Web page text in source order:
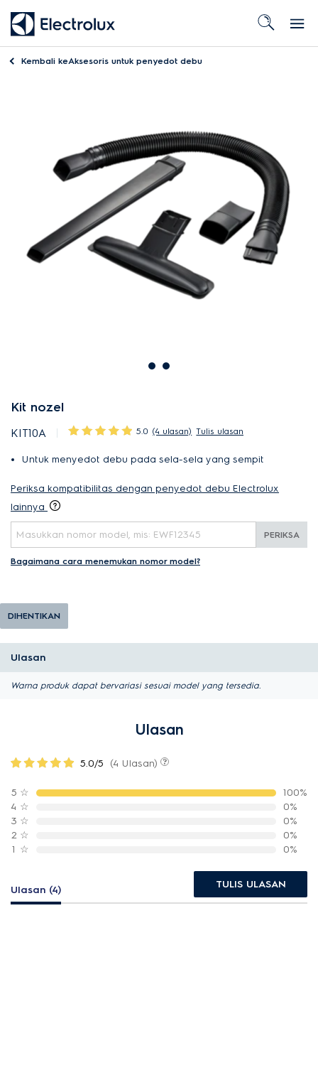
Kembali keAksesoris untuk penyedot debu
Kit nozel
KIT10A 5.0 (4 ulasan) Tulis ulasan
Untuk menyedot debu pada sela-sela yang sempit
Periksa kompatibilitas dengan penyedot debu Electrolux
lainnya
PERIKSA
Bagaimana cara menemukan nomor model?
DIHENTIKAN
Ulasan
Warna produk dapat bervariasi sesuai model yang tersedia.
Ulasan
5.0/5 (4 Ulasan)
5 ☆
100%
4 ☆
0%
3 ☆
0%
2 ☆
0%
1 ☆ 0%
Ulasan (4) TULIS ULASAN